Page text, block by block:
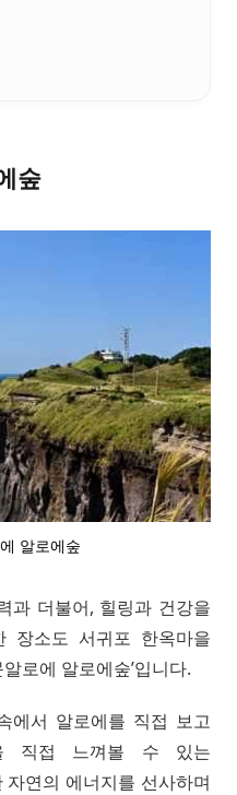
숲
알로에숲
과 더불어, 힐링과 건강을
장소도 서귀포 한옥마을
로에 알로에숲’입니다.
에서 알로에를 직접 보고
직접 느껴볼 수 있는
연의 에너지를 선사하며